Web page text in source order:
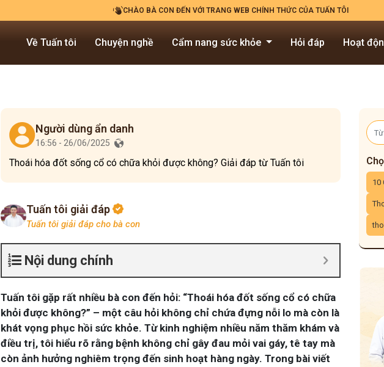
CHÀO BÀ CON ĐẾN VỚI TRANG WEB CHÍNH THỨC CỦA TUẤN TÔI
Về Tuấn tôi Chuyện nghề Cẩm nang sức khỏe Hỏi đáp Hoạt
Người dùng ẩn danh
16:56 - 26/06/2025
Thoái hóa đốt sống cổ có chữa khỏi được không? Giải đáp từ Tuấn tôi
Tuấn tôi giải đáp
Tuấn tôi giải đáp cho bà con
Nội dung chính
Tuấn tôi gặp rất nhiều bà con đến hỏi: “Thoái hóa đốt sống cổ có chữa
khỏi được không?” – một câu hỏi không chỉ chứa đựng nỗi lo mà còn là
khát vọng phục hồi sức khỏe. Từ kinh nghiệm nhiều năm thăm khám và
điều trị, tôi hiểu rõ rằng bệnh không chỉ gây đau mỏi vai gáy, tê tay mà
còn ảnh hưởng nghiêm trọng đến sinh hoạt hàng ngày. Trong bài viết
10